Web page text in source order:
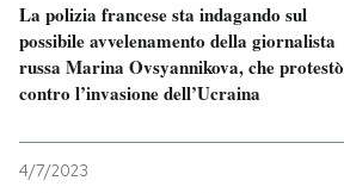
La polizia francese sta indagando sul
possibile avvelenamento della giornalista
russa Marina Ovsyannikova, che protestò
contro l’invasione dell’Ucraina
4/7/2023